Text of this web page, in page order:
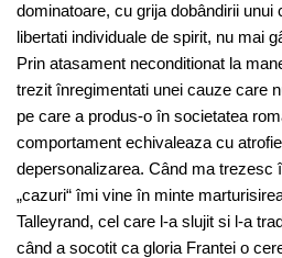
dominatoare, cu grija dobândirii unui
libertati individuale de spirit, nu mai
Prin atasament neconditionat la
trezit înregimentati unei cauze care
pe care a produs-o în societatea
comportament echivaleaza cu
depersonalizarea. Când ma trezesc
„cazuri“ îmi vine în minte
Talleyrand, cel care l-a slujit si l-a
când a socotit ca gloria Frantei o